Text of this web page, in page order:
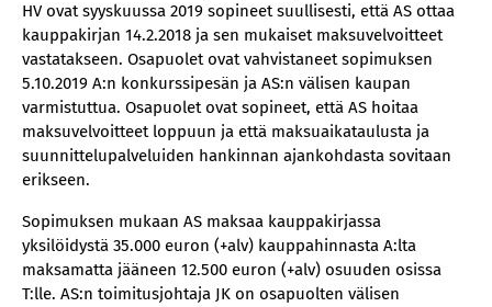
HV ovat syyskuussa 2019 sopineet suullisesti, että AS ottaa
kauppakirjan 14.2.2018 ja sen mukaiset maksuvelvoitteet
vastatakseen. Osapuolet ovat vahvistaneet sopimuksen
5.10.2019 A:n konkurssipesän ja AS:n välisen kaupan
varmistuttua. Osapuolet ovat sopineet, että AS hoitaa
maksuvelvoitteet loppuun ja että maksuaikataulusta ja
suunnittelupalveluiden hankinnan ajankohdasta sovitaan
erikseen.
Sopimuksen mukaan AS maksaa kauppakirjassa
yksilöidystä 35.000 euron (+alv) kauppahinnasta A:lta
maksamatta jääneen 12.500 euron (+alv) osuuden osissa
T:lle. AS:n toimitusjohtaja JK on osapuolten välisen